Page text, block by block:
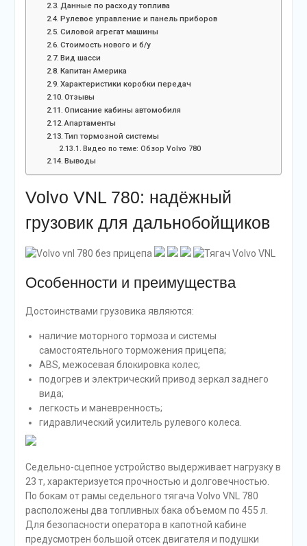
Данные по расходу топлива
Рулевое управление и панель приборов
Силовой агрегат машины
Стоимость нового и б/у
Вид шасси
Капитан Америка
Характеристики коробки передач
Отзывы
Описание кабины автомобиля
Апартаменты
Тип тормозной системы
Видео по теме: Обзор Volvo 780
Выводы
Volvo VNL 780: надёжный
грузовик для дальнобойщиков
Особенности и преимущества
Достоинствами грузовика являются:
наличие моторного тормоза и системы
самостоятельного торможения прицепа;
ABS, межосевая блокировка колес;
подогрев и электрический привод зеркал заднего
вида;
легкость и маневренность;
гидравлический усилитель рулевого колеса.
Седельно-сцепное устройство выдерживает нагрузку в
23 т, характеризуется прочностью и долговечностью.
По бокам от рамы седельного тягача Volvo VNL 780
расположены два топливных бака объемом по 455 л.
Для безопасности оператора в капотной кабине
предусмотрен большой отсек двигателя и подушки